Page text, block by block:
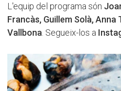
L'equip del programa són
Francàs, Guillem Solà,
Vallbona . Segueix-los a